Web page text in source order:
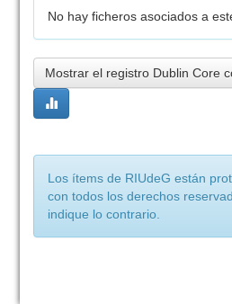
No hay ficheros asociados a
Mostrar el registro Dublin Core
Los ítems de RIUdeG están
con todos los derechos
indique lo contrario.